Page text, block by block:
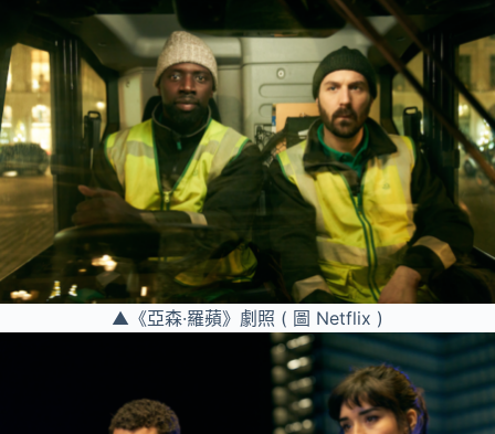
▲《亞森·羅蘋》劇照 ( 圖 Netflix )